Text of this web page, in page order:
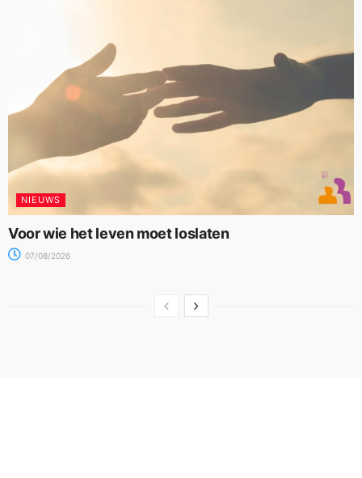
NIEUWS
Voor wie het leven moet loslaten
07/08/2026